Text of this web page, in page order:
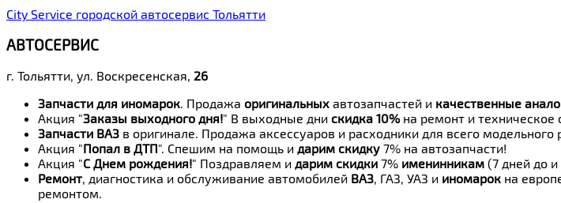
City Service городской автосервис Тольятти
АВТОСЕРВИС
г. Тольятти, ул. Воскресенская, 26
Запчасти для иномарок. Продажа оригинальных автозапчастей и качественные
Акция "Заказы выходного дня!" В выходные дни скидка 10%на ремонт и техническое
Запчасти ВАЗ в оригинале. Продажа аксессуаров и расходники для всего модельного
Акция "Попал в ДТП". Спешим на помощь и дарим скидку 7% на автозапчасти!
Акция "С Днем рождения!" Поздравляем и дарим скидки 7% именинникам (7 дней до
Ремонт, диагностика и обслуживание автомобилей ВАЗ, ГАЗ, УАЗ и иномарок на
ремонтом.